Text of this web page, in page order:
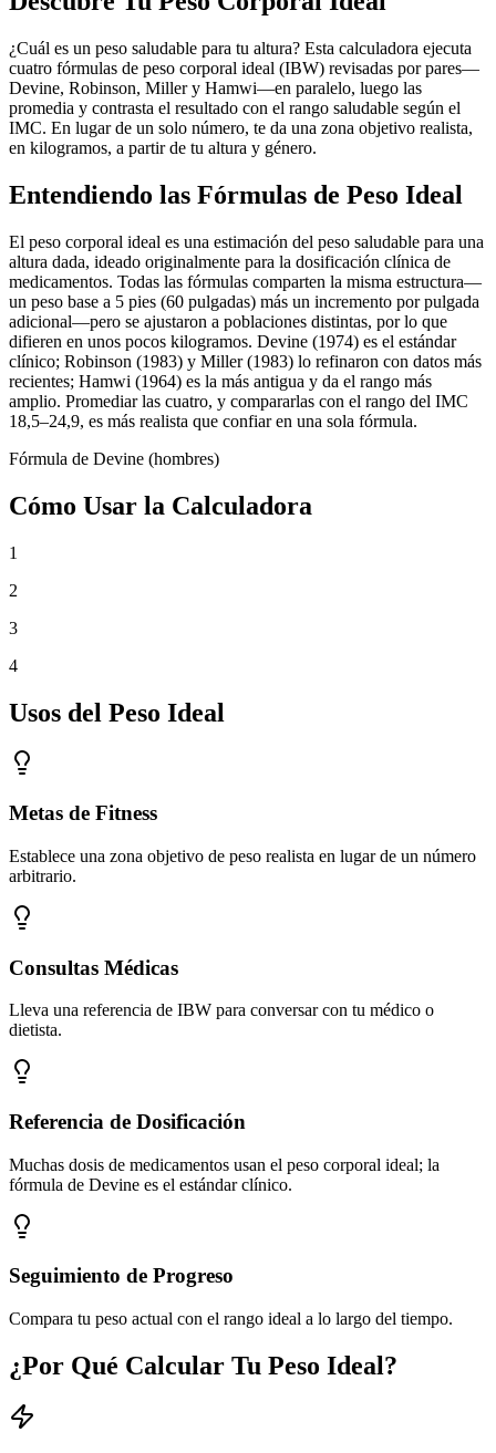
¿Cuál es un peso saludable para tu altura? Esta calculadora ejecuta
cuatro fórmulas de peso corporal ideal (IBW) revisadas por pares—
Devine, Robinson, Miller y Hamwi—en paralelo, luego las
promedia y contrasta el resultado con el rango saludable según el
IMC. En lugar de un solo número, te da una zona objetivo realista,
en kilogramos, a partir de tu altura y género.
Entendiendo las Fórmulas de Peso Ideal
El peso corporal ideal es una estimación del peso saludable para una
altura dada, ideado originalmente para la dosificación clínica de
medicamentos. Todas las fórmulas comparten la misma estructura—
un peso base a 5 pies (60 pulgadas) más un incremento por pulgada
adicional—pero se ajustaron a poblaciones distintas, por lo que
difieren en unos pocos kilogramos. Devine (1974) es el estándar
clínico; Robinson (1983) y Miller (1983) lo refinaron con datos más
recientes; Hamwi (1964) es la más antigua y da el rango más
amplio. Promediar las cuatro, y compararlas con el rango del IMC
18,5–24,9, es más realista que confiar en una sola fórmula.
Fórmula de Devine (hombres)
Cómo Usar la Calculadora
1
2
3
4
Usos del Peso Ideal
Metas de Fitness
Establece una zona objetivo de peso realista en lugar de un número
arbitrario.
Consultas Médicas
Lleva una referencia de IBW para conversar con tu médico o
dietista.
Referencia de Dosificación
Muchas dosis de medicamentos usan el peso corporal ideal; la
fórmula de Devine es el estándar clínico.
Seguimiento de Progreso
Compara tu peso actual con el rango ideal a lo largo del tiempo.
¿Por Qué Calcular Tu Peso Ideal?